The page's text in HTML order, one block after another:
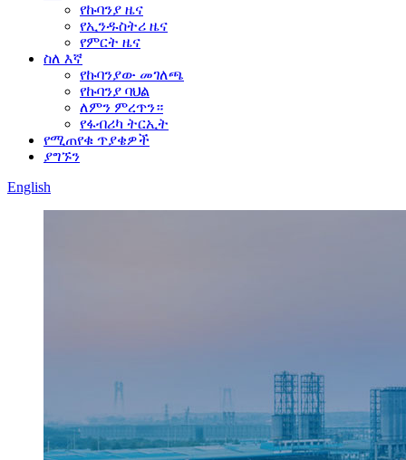
የኩባንያ ዜና
የኢንዱስትሪ ዜና
የምርት ዜና
ስለ እኛ
የኩባንያው መገለጫ
የኩባንያ ባህል
ለምን ምረጥን።
የፋብሪካ ትርኢት
የሚጠየቁ ጥያቄዎች
ያግኙን
English